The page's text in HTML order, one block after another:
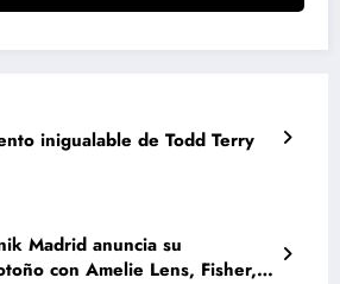
inigualable de Todd Terry
Madrid anuncia su
con Amelie Lens, Fisher,